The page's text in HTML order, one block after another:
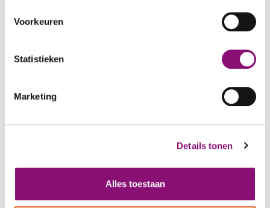
Voorkeuren
Statistieken
Marketing
Details tonen
Alles toestaan
Wil je dat andere cliënten informatie beter
Ontdek of EdLoket iets is voor jou en kijk eens
rustig rond op onze website.
"Ik werk al bijna 8 jaar bij EdLoket.